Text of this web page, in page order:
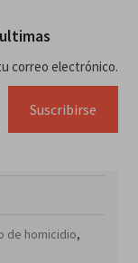
correo electrónico.
Suscribirse
de homicidio,